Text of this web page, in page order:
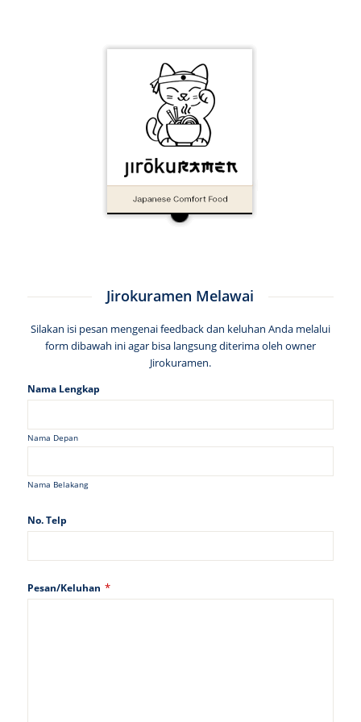
Jirokuramen Melawai
Silakan isi pesan mengenai feedback dan keluhan Anda melalui
form dibawah ini agar bisa langsung diterima oleh owner
Jirokuramen.
Nama Lengkap
Nama Depan
Nama Belakang
No. Telp
Pesan/Keluhan